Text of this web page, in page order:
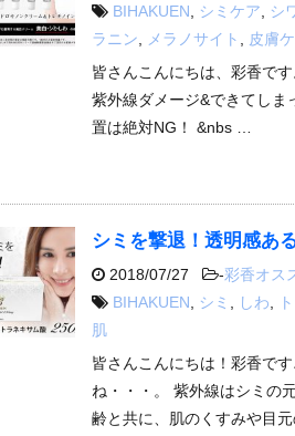
BIHAKUEN, シミケア, シ
ラニン, メラノサイト , 皮膚
皆さんこんにちは、彩香で
紫外線ダメージ&できてしま
置は絶対NG！ &nbs …
シミを撃退！透明感あ
2018/07/27 -彩香オス
BIHAKUEN
シミ しわ
肌
皆さんこんにちは！彩香で
ね・・・。 紫外線はシミの
齢と共に、肌のくすみや目